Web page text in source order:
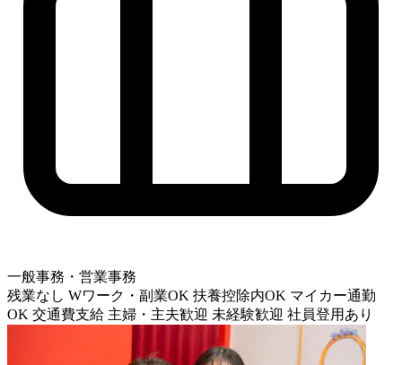
一般事務・営業事務
残業なし Wワーク・副業OK 扶養控除内OK マイカー通勤
OK 交通費支給 主婦・主夫歓迎 未経験歓迎 社員登用あり